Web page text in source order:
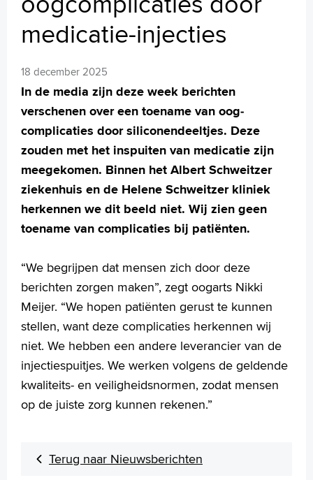
MijnASz
Verwijzers
Wetenschappelijk onderzoek
Tekstgrootte A +
Voorleesfunctie
Language
Zoeken
English
Polski
Türkçe
Arabisch
medicatie-injecties
18 december 2025
In de media zijn deze week berichten
verschenen over een toename van oog­
complicaties door siliconendeeltjes. Deze
zouden met het inspuiten van medicatie zijn
meegekomen. Binnen het Albert Schweitzer
ziekenhuis en de Helene Schweitzer kliniek
herkennen we dit beeld niet. Wij zien geen
toename van complicaties bij patiënten.
“We begrijpen dat mensen zich door deze
berichten zorgen maken”, zegt oogarts Nikki
Meijer. “We hopen patiënten gerust te kunnen
stellen, want deze complicaties herkennen wij
niet. We hebben een andere leverancier van de
injectiespuitjes. We werken volgens de geldende
kwaliteits- en veiligheidsnormen, zodat mensen
op de juiste zorg kunnen rekenen.”
Terug naar Nieuwsberichten